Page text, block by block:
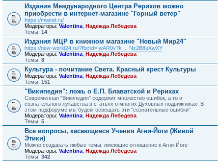
Издания Международного Центра Рерихов можно
приобрести в интернет-магазине "Горный ветер"
https://mwind.ru/
Модераторы: Valentina Надежда Лебедева
Темы: 14
Издания МЦР в книжном магазине "Новый Мир24"
https://new-world24.ru/?fbclid=IwAR0v7k ... Nz2B8uXwXY
Модераторы: Valentina Надежда Лебедева
Темы: 8
Культура - почитание Света. Красный крест Культуры
Модераторы: Valentina Надежда Лебедева
Темы: 151
"Википедия": ложь о Е.П. Блаватской и Рерихах
Современная "Википедия" содержит множество ошибок, а то и
сознательного лукавства в статьях о многих Духовных подвижниках. В
этом подфоруме мы будем освещать эти "сознательные ошибки"
Модераторы: Valentina Надежда Лебедева
Темы: 5
Все вопросы, касающиеся Учения Агни-Йоги (Живой
Этики)
Можно создавать любые темы, имеющие отношение к Агни-Йоге
Модераторы: Valentina Надежда Лебедева
Темы: 342